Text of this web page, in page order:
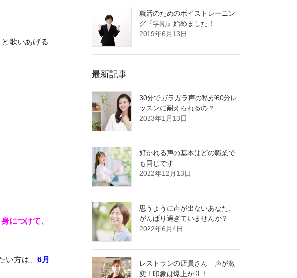
歌いあげる
につけて、
い方は、 6月
就活のためのボイストレーニン
グ『学割』始めました！
2019年6月13日
最新記事
30分でガラガラ声の私が60分レ
ッスンに耐えられるの？
2023年1月13日
好かれる声の基本はどの職業で
も同じです
2022年12月13日
思うように声が出ないあなた、
がんばり過ぎていませんか？
2022年6月4日
レストランの店員さん 声が激
変！印象は爆上がり！